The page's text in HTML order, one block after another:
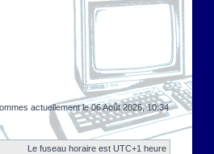
actuellement le 06 Août 2026, 10:34
Le fuseau horaire est UTC+1 heure